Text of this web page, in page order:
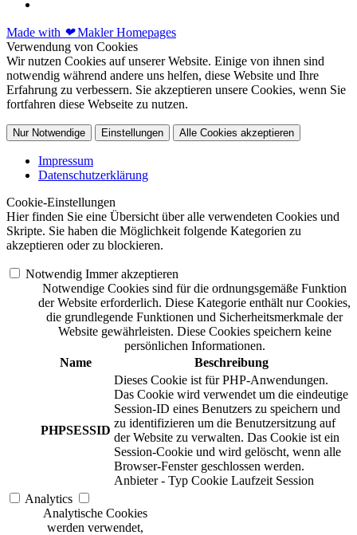
Made with ❤Makler Homepages
Verwendung von Cookies
Wir nutzen Cookies auf unserer Website. Einige von ihnen sind
notwendig während andere uns helfen, diese Website und Ihre
Erfahrung zu verbessern. Sie akzeptieren unsere Cookies, wenn Sie
fortfahren diese Webseite zu nutzen.
Nur Notwendige Einstellungen Alle Cookies akzeptieren
Impressum
Datenschutzerklärung
Cookie-Einstellungen
Hier finden Sie eine Übersicht über alle verwendeten Cookies und
Skripte. Sie haben die Möglichkeit folgende Kategorien zu
akzeptieren oder zu blockieren.
Notwendig Immer akzeptieren
Notwendige Cookies sind für die ordnungsgemäße Funktion
der Website erforderlich. Diese Kategorie enthält nur Cookies,
die grundlegende Funktionen und Sicherheitsmerkmale der
Website gewährleisten. Diese Cookies speichern keine
persönlichen Informationen.
Name
Beschreibung
PHPSESSID
Dieses Cookie ist für PHP-Anwendungen.
Das Cookie wird verwendet um die eindeutige
Session-ID eines Benutzers zu speichern und
zu identifizieren um die Benutzersitzung auf
der Website zu verwalten. Das Cookie ist ein
Session-Cookie und wird gelöscht, wenn alle
Browser-Fenster geschlossen werden.
Anbieter - Typ Cookie Laufzeit Session
Analytics
Analytische Cookies
werden verwendet,